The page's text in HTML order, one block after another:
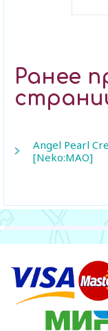
Ранее
Angel Pearl
[Neko:MAO]